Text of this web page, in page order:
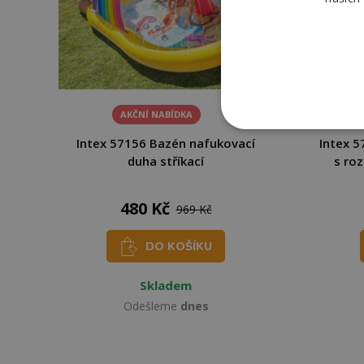
AKČNÍ NABÍDKA
Intex 57156 Bazén nafukovací
duha stříkací
480 Kč 969 Kč
DO KOŠÍKU
Skladem
Odešleme dnes
Intex
s